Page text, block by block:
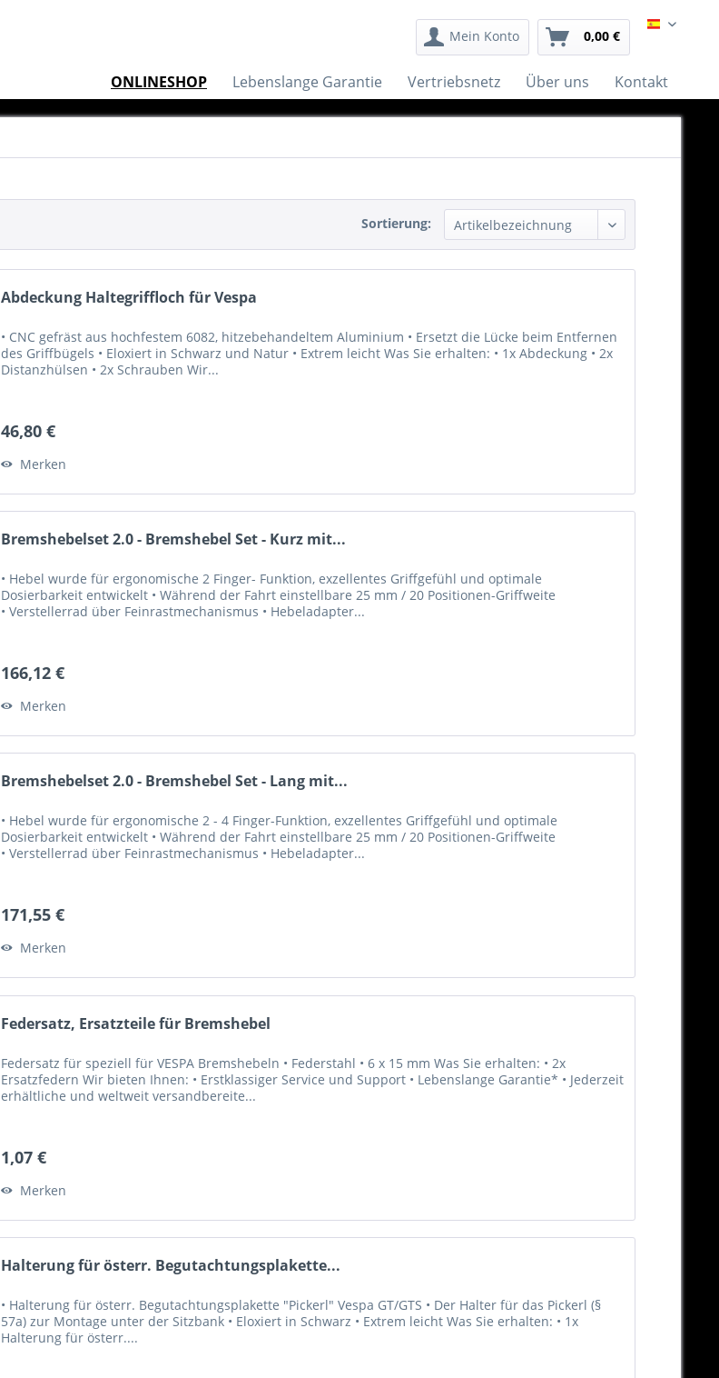
Mein Konto 0,00 € Español
ONLINESHOP Lebenslange Garantie Vertriebsnetz Über uns Kontakt
Sortierung:
Abdeckung Haltegriffloch für Vespa
• CNC gefräst aus hochfestem 6082, hitzebehandeltem Aluminium • Ersetzt die Lücke beim Entfernen
des Griffbügels • Eloxiert in Schwarz und Natur • Extrem leicht Was Sie erhalten: • 1x Abdeckung • 2x
Distanzhülsen • 2x Schrauben Wir...
46,80 €
Merken
Bremshebelset 2.0 - Bremshebel Set - Kurz mit...
• Hebel wurde für ergonomische 2 Finger- Funktion, exzellentes Griffgefühl und optimale
Dosierbarkeit entwickelt • Während der Fahrt einstellbare 25 mm / 20 Positionen-Griffweite
• Verstellerrad über Feinrastmechanismus • Hebeladapter...
166,12 €
Merken
Bremshebelset 2.0 - Bremshebel Set - Lang mit...
• Hebel wurde für ergonomische 2 - 4 Finger-Funktion, exzellentes Griffgefühl und optimale
Dosierbarkeit entwickelt • Während der Fahrt einstellbare 25 mm / 20 Positionen-Griffweite
• Verstellerrad über Feinrastmechanismus • Hebeladapter...
171,55 €
Merken
Federsatz, Ersatzteile für Bremshebel
Federsatz für speziell für VESPA Bremshebeln • Federstahl • 6 x 15 mm Was Sie erhalten: • 2x
Ersatzfedern Wir bieten Ihnen: • Erstklassiger Service und Support • Lebenslange Garantie* • Jederzeit
erhältliche und weltweit versandbereite...
1,07 €
Merken
Halterung für österr. Begutachtungsplakette...
• Halterung für österr. Begutachtungsplakette "Pickerl" Vespa GT/GTS • Der Halter für das Pickerl (§
57a) zur Montage unter der Sitzbank • Eloxiert in Schwarz • Extrem leicht Was Sie erhalten: • 1x
Halterung für österr....